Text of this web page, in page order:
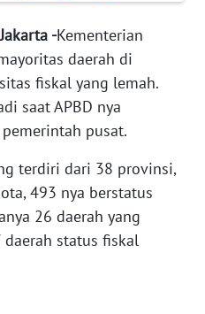
-Kementerian
daerah di
fiskal yang lemah.
saat APBD nya
pusat.
terdiri dari 38 provinsi,
493 nya berstatus
26 daerah yang
status fiskal